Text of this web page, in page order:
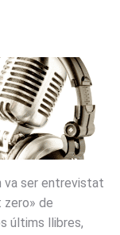
va ser entrevistat
zero» de
últims llibres,